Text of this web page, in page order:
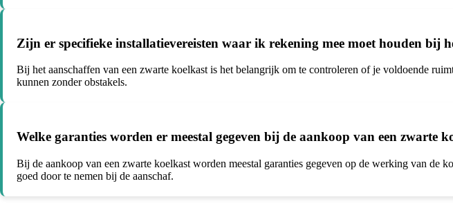
Zijn er specifieke installatievereisten waar ik rekening mee moet houden bij
Bij het aanschaffen van een zwarte koelkast is het belangrijk om te controleren of je voldoende
kunnen zonder obstakels.
Welke garanties worden er meestal gegeven bij de aankoop van een zwarte
Bij de aankoop van een zwarte koelkast worden meestal garanties gegeven op de werking van de
goed door te nemen bij de aanschaf.